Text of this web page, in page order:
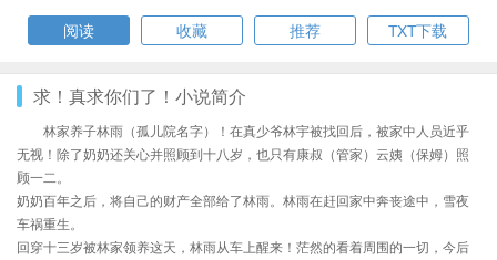
阅读
收藏 推荐 TXT下载
求！真求你们了！小说简介
林家养子林雨（孤儿院名字）！在真少爷林宇被找回后，被家中人员近乎
无视！除了奶奶还关心并照顾到十八岁，也只有康叔（管家）云姨（保姆）照
顾一二。
奶奶百年之后，将自己的财产全部给了林雨。林雨在赶回家中奔丧途中，雪夜
车祸重生。
回穿十三岁被林家领养这天，林雨从车上醒来！茫然的看着周围的一切，今后